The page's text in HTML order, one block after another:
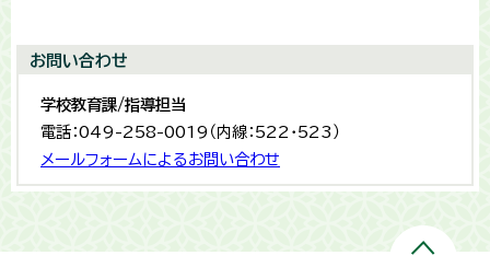
お問い合わせ
学校教育課/指導担当
電話：049-258-0019（内線：522・523）
メールフォームによるお問い合わせ